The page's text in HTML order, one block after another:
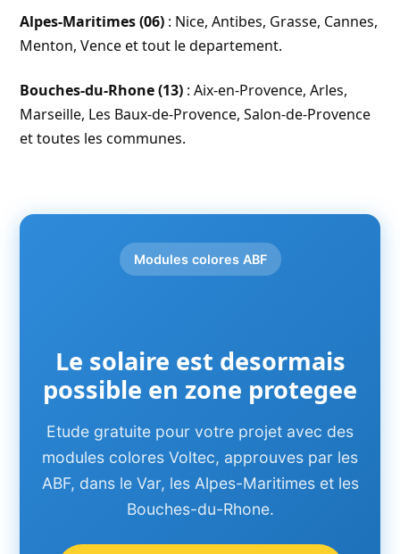
Alpes-Maritimes (06) : Nice, Antibes, Grasse, Cannes,
Menton, Vence et tout le departement.
Bouches-du-Rhone (13) : Aix-en-Provence, Arles,
Marseille, Les Baux-de-Provence, Salon-de-Provence
et toutes les communes.
Modules colores ABF
Le solaire est desormais
possible en zone protegee
Etude gratuite pour votre projet avec des
modules colores Voltec, approuves par les
ABF, dans le Var, les Alpes-Maritimes et les
Bouches-du-Rhone.